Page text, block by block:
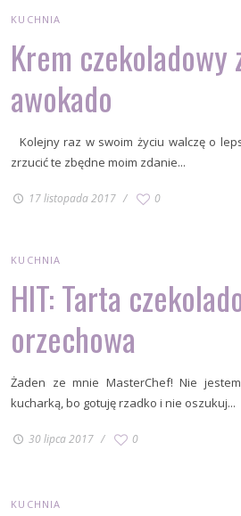
KUCHNIA
Krem czekoladowy
awokado
Kolejny raz w swoim życiu walczę o
zrzucić te zbędne moim zdanie...
17 listopada 2017 0
KUCHNIA
HIT: Tarta
orzechowa
Żaden ze mnie MasterChef! Nie
kucharką, bo gotuję rzadko i nie oszukuj...
30 lipca 2017 0
KUCHNIA